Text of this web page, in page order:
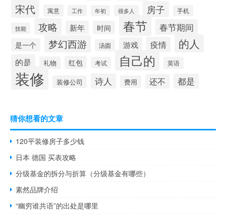
宋代 寓意 工作 年初 很多人 房子 手机
技能 攻略 新年 时间 春节 春节期间
是一个 梦幻西游 汤圆 游戏 疫情 的人
的是 礼物 红包 考试 自己的 英语
装修 装修公司 诗人 费用 还不 都是
猜你想看的文章
120平装修房子多少钱
日本 德国 买表攻略
分级基金的拆分与折算（分级基金有哪些）
素然品牌介绍
“幽穷谁共语”的出处是哪里